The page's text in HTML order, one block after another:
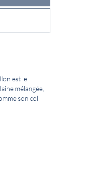
est le
mélangée,
son col